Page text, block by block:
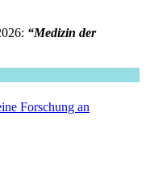
“Medizin der
Forschung an